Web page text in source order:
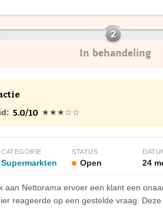
In behandeling
5.0/10 ★★★☆☆
CATEGORIE
Supermarkten
STATUS
Open 24
aan Nettorama ervoer een klant een
reageerde op een gestelde vraag.